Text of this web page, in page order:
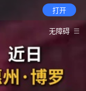
打开
无障碍